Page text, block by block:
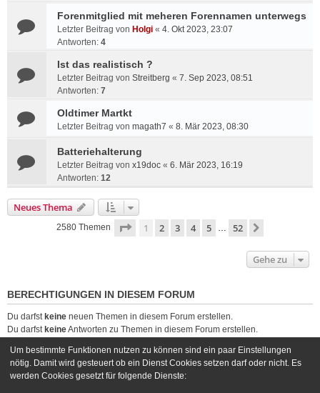
Forenmitglied mit meheren Forennamen unterwegs
Letzter Beitrag von Holgi « 4. Okt 2023, 23:07
Antworten: 4
Ist das realistisch ?
Letzter Beitrag von Streitberg « 7. Sep 2023, 08:51
Antworten: 7
Oldtimer Martkt
Letzter Beitrag von magath7 « 8. Mär 2023, 08:30
Batteriehalterung
Letzter Beitrag von x19doc « 6. Mär 2023, 16:19
Antworten: 12
Neues Thema
2580 Themen Seite 1von 52
1 2 3 4 5 … 52
Gehe zu
BERECHTIGUNGEN IN DIESEM FORUM
Du darfst keine neuen Themen in diesem Forum erstellen.
Du darfst keineAntworten zu Themen in diesem Forum erstellen.
Du darfst deine Beiträge in diesem Forumnichtlöschen.
Du darfstkeineDateianhänge in diesem Forum erstellen.
Um bestimmte Funktionen nutzen zu können sind ein paar Einstellungen
nötig. Damit wird gesteuert ob ein Dienst Cookies setzen darf oder nicht. Es
werden Cookies gesetzt für folgende Dienste: